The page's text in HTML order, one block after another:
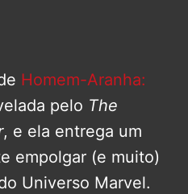
Homem-Aranha:
pelo The
, e ela entrega um
empolgar (e muito)
Universo Marvel.